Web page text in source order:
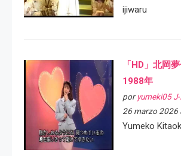
ijiwaru
「HD」北
1988年
por yumeki05
26 marzo 2026
Yumeko